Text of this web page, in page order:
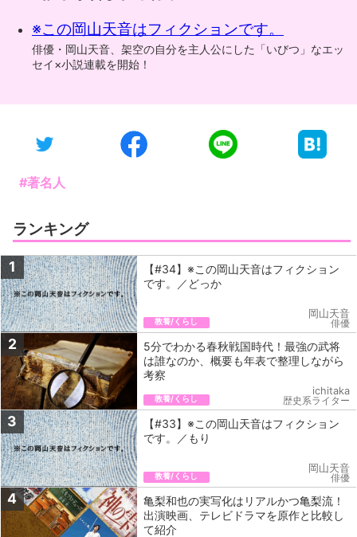
※この岡山天音はフィクションです。
俳優・岡山天音、架空の自分を主人公にした「いびつ」なエッ
セイ×小説連載を開始！
#著名人
ランキング
1
【#34】※この岡山天音はフィクション
です。／どっか
教養/くらし
岡山天音
俳優
2
5分でわかる春秋戦国時代！最強の武将
は誰なのか、概要も年表で整理しながら
考察
教養/くらし
ichitaka
歴史系ライター
3
【#33】※この岡山天音はフィクション
です。／もり
教養/くらし
岡山天音
俳優
4
亀梨和也の実写化はリアルかつ亀梨流！
出演映画、テレビドラマを原作と比較し
て紹介